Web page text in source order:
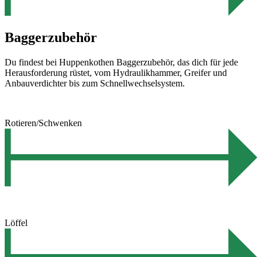
Baggerzubehör
Du findest bei Huppenkothen Baggerzubehör, das dich für jede
Herausforderung rüstet, vom Hydraulikhammer, Greifer und
Anbauverdichter bis zum Schnellwechselsystem.
Rotieren/Schwenken
Löffel